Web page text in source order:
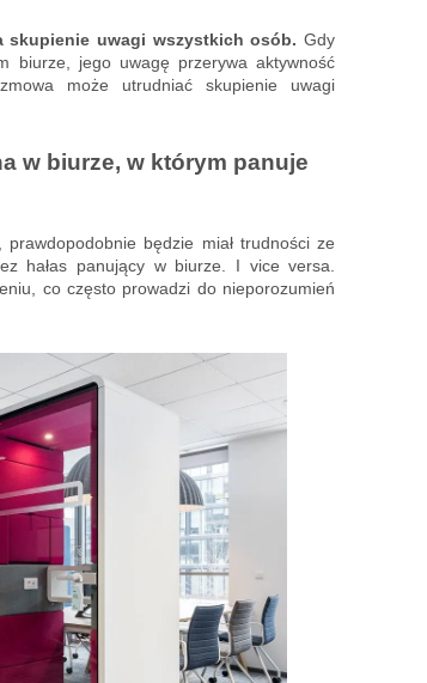
skupienie uwagi wszystkich osób.Gdy
biurze, jego uwagę przerywa aktywność
może utrudniać skupienie uwagi
w biurze, w którym panuje
będzie miał trudności ze
hałas panujący w biurze. I vice versa.
co często prowadzi do nieporozumień